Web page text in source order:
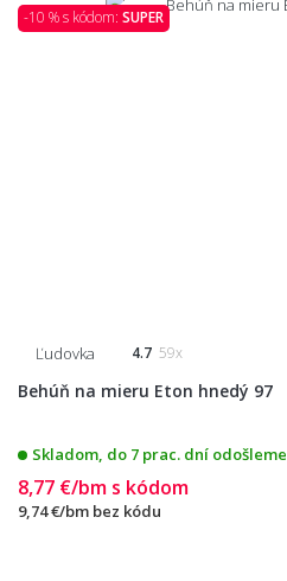
-10 % s kódom: SUPER
Ľudovka 4.7 59x
Behúň na mieru Eton hnedý 97
Skladom, do 7 prac. dní odošleme
8,77 €/bm s kódom
9,74 €/bm bez kódu